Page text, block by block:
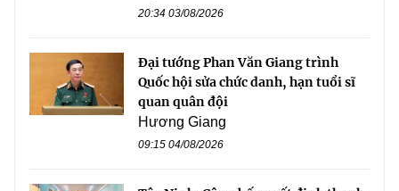
20:34 03/08/2026
Đại tướng Phan Văn Giang trình
Quốc hội sửa chức danh, hạn tuổi sĩ
quan quân đội
Hương Giang
09:15 04/08/2026